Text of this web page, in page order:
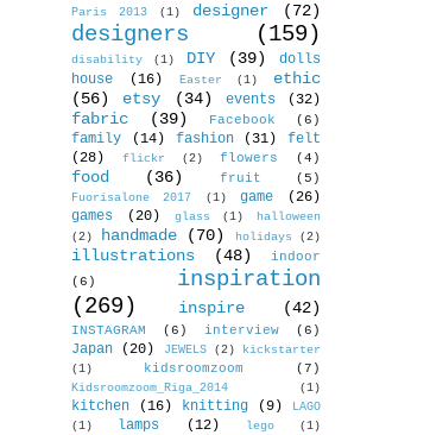
Paris 2013
(1) designer (72)
designers (159)
disability (1) DIY (39)
dolls
house
(16) Easter (1)
ethic
(56)
etsy (34) events (32)
fabric (39) Facebook (6)
family (14) fashion (31)
felt
(28)
flickr (2) flowers (4)
food (36) fruit (5)
Fuorisalone 2017 (1) game
(26)
games
(20) glass (1)
halloween
(2)
handmade (70) holidays (2)
illustrations (48)
indoor
(6)
inspiration
(269)
inspire (42)
INSTAGRAM (6) interview (6)
Japan (20) JEWELS (2)
kickstarter
(1)
kidsroomzoom (7)
Kidsroomzoom_Riga_2014 (1)
kitchen (16) knitting (9)
LAGO
(1)
lamps (12) lego (1)